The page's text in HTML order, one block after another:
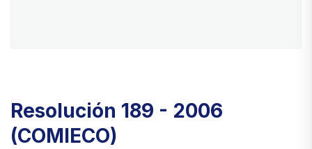
Resolución 189 - 2006
(COMIECO)